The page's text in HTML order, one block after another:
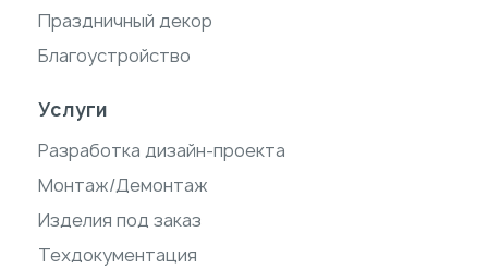
Праздничный декор
Благоустройство
Услуги
Разработка дизайн-проекта
Монтаж/Демонтаж
Изделия под заказ
Техдокументация